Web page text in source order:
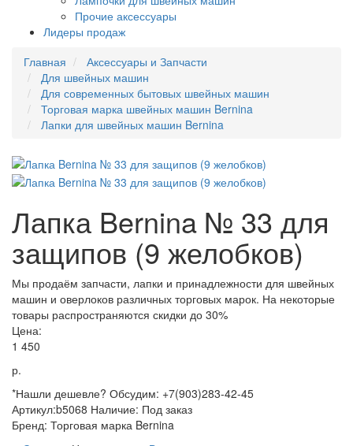
Прочие аксессуары
Лидеры продаж
Главная
Аксессуары и Запчасти
Для швейных машин
Для современных бытовых швейных машин
Торговая марка швейных машин Bernina
Лапки для швейных машин Bernina
Лапка Bernina № 33 для
защипов (9 желобков)
Мы продаём запчасти, лапки и принадлежности для швейных
машин и оверлоков различных торговых марок. На некоторые
товары распространяются скидки до 30%
Цена:
1 450
р.
*Нашли дешевле? Обсудим: +7(903)283-42-45
Артикул:b5068 Наличие: Под заказ
Бренд: Торговая марка Bernina